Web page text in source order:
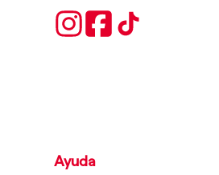
Ayuda